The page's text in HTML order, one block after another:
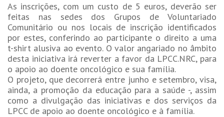
As inscrições, com um custo de 5 euros, deverão ser
feitas nas sedes dos Grupos de Voluntariado
Comunitário ou nos locais de inscrição identificados
por estes, conferindo ao participante o direito a uma
t-shirt alusiva ao evento. O valor angariado no âmbito
desta iniciativa irá reverter a favor da LPCC.NRC, para
o apoio ao doente oncológico e sua família.
O projeto, que decorrerá entre junho e setembro, visa,
ainda, a promoção da educação para a saúde -, assim
como a divulgação das iniciativas e dos serviços da
LPCC de apoio ao doente oncológico e à família.